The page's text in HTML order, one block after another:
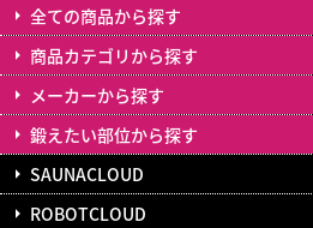
全ての商品から探す
商品カテゴリから探す
メーカーから探す
鍛えたい部位から探す
SAUNACLOUD
ROBOTCLOUD